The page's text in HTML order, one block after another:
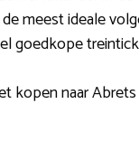
meest ideale
goedkope
kopen naar